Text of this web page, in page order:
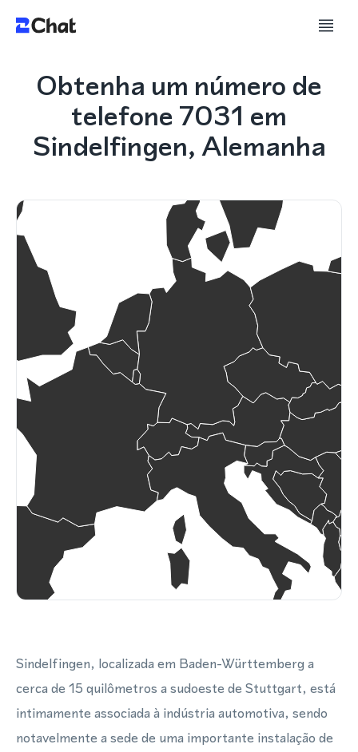
Obtenha um número de
telefone 7031 em
Sindelfingen, Alemanha
Sindelfingen, localizada em Baden-Württemberg a
cerca de 15 quilômetros a sudoeste de Stuttgart, está
intimamente associada à indústria automotiva, sendo
notavelmente a sede de uma importante instalação de